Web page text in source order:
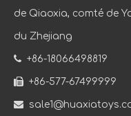
de Qiaoxia, comté de
du Zhejiang
 +86-18066498819
 +86-577-67499999
